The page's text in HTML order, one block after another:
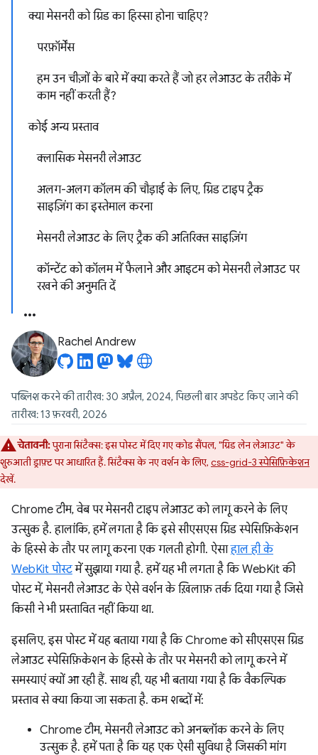
क्या मेसनरी को ग्रिड का हिस्सा होना चाहिए?
परफ़ॉर्मेंस
हम उन चीज़ों के बारे में क्या करते हैं जो हर लेआउट के तरीके में
काम नहीं करती हैं?
कोई अन्य प्रस्ताव
क्लासिक मेसनरी लेआउट
अलग-अलग कॉलम की चौड़ाई के लिए, ग्रिड टाइप ट्रैक
साइज़िंग का इस्तेमाल करना
मेसनरी लेआउट के लिए ट्रैक की अतिरिक्त साइज़िंग
कॉन्टेंट को कॉलम में फैलाने और आइटम को मेसनरी लेआउट पर
रखने की अनुमति दें
Rachel Andrew
पब्लिश करने की तारीख: 30 अप्रैल, 2024, पिछली बार अपडेट किए जाने की
तारीख: 13 फ़रवरी, 2026
चेतावनी:पुराना सिंटैक्स: इस पोस्ट में दिए गए कोड सैंपल, "ग्रिड लेन लेआउट" के
शुरुआती ड्राफ़्ट पर आधारित हैं. सिंटैक्स के नए वर्शन के लिए, css-grid-3 स्पेसिफ़िकेशन
देखें.
Chrome टीम, वेब पर मेसनरी टाइप लेआउट को लागू करने के लिए
उत्सुक है. हालांकि, हमें लगता है कि इसे सीएसएस ग्रिड स्पेसिफ़िकेशन
के हिस्से के तौर पर लागू करना एक गलती होगी. ऐसाहाल ही के
WebKit पोस्टमें सुझाया गया है. हमें यह भी लगता है कि WebKit की
पोस्ट में, मेसनरी लेआउट के ऐसे वर्शन के ख़िलाफ़ तर्क दिया गया है जिसे
किसी ने भी प्रस्तावित नहीं किया था.
इसलिए, इस पोस्ट में यह बताया गया है कि Chrome को सीएसएस ग्रिड
लेआउट स्पेसिफ़िकेशन के हिस्से के तौर पर मेसनरी को लागू करने में
समस्याएं क्यों आ रही हैं. साथ ही, यह भी बताया गया है कि वैकल्पिक
प्रस्ताव से क्या किया जा सकता है. कम शब्दों में:
Chrome टीम, मेसनरी लेआउट को अनब्लॉक करने के लिए
उत्सुक है. हमें पता है कि यह एक ऐसी सुविधा है जिसकी मांग